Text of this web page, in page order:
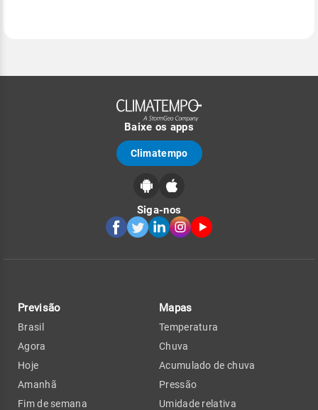
Baixe os apps
Climatempo
Siga-nos
Previsão
Brasil
Agora
Hoje
Amanhã
Fim de semana
Mapas
Temperatura
Chuva
Acumulado de chuva
Pressão
Umidade relativa